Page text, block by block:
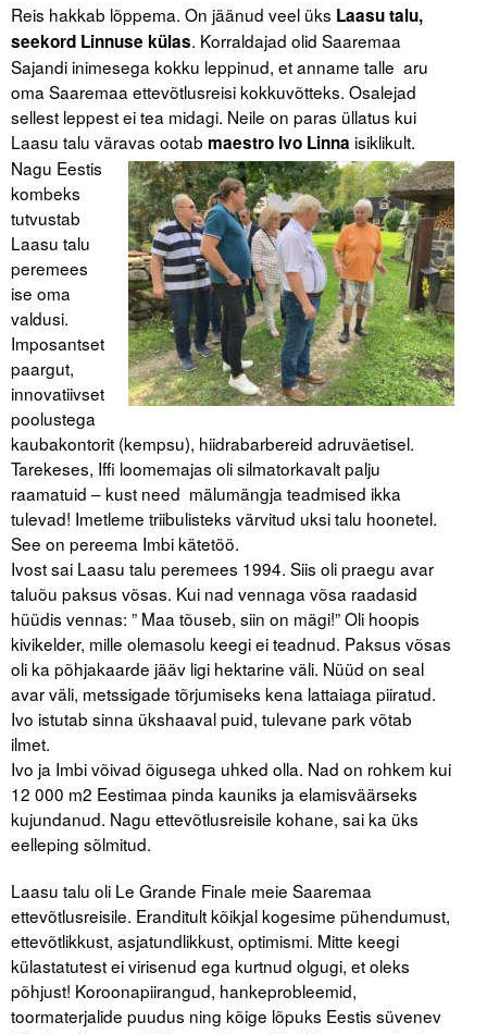
Reis hakkab lõppema. On jäänud veel üks Laasu talu,
seekord Linnuse külas. Korraldajad olid Saaremaa
Sajandi inimesega kokku leppinud, et anname talle aru
oma Saaremaa ettevõtlusreisi kokkuvõtteks. Osalejad
sellest leppest ei tea midagi. Neile on paras üllatus kui
Laasu talu väravas ootab maestro Ivo Linna isiklikult.
Nagu Eestis
kombeks
tutvustab
Laasu talu
peremees
ise oma
valdusi.
Imposantset
paargut,
innovatiivset
poolustega
kaubakontorit (kempsu), hiidrabarbereid adruväetisel.
Tarekeses, Iffi loomemajas oli silmatorkavalt palju
raamatuid – kust need mälumängja teadmised ikka
tulevad! Imetleme triibulisteks värvitud uksi talu hoonetel.
See on pereema Imbi kätetöö.
Ivost sai Laasu talu peremees 1994. Siis oli praegu avar
taluõu paksus võsas. Kui nad vennaga võsa raadasid
hüüdis vennas: ” Maa tõuseb, siin on mägi!” Oli hoopis
kivikelder, mille olemasolu keegi ei teadnud. Paksus võsas
oli ka põhjakaarde jääv ligi hektarine väli. Nüüd on seal
avar väli, metssigade tõrjumiseks kena lattaiaga piiratud.
Ivo istutab sinna ükshaaval puid, tulevane park võtab
ilmet.
Ivo ja Imbi võivad õigusega uhked olla. Nad on rohkem kui
12 000 m2 Eestimaa pinda kauniks ja elamisväärseks
kujundanud. Nagu ettevõtlusreisile kohane, sai ka üks
eelleping sõlmitud.
Laasu talu oli Le Grande Finale meie Saaremaa
ettevõtlusreisile. Eranditult kõikjal kogesime pühendumust,
ettevõtlikkust, asjatundlikkust, optimismi. Mitte keegi
külastatutest ei virisenud ega kurtnud olgugi, et oleks
põhjust! Koroonapiirangud, hankeprobleemid,
toormaterjalide puudus ning kõige lõpuks Eestis süvenev